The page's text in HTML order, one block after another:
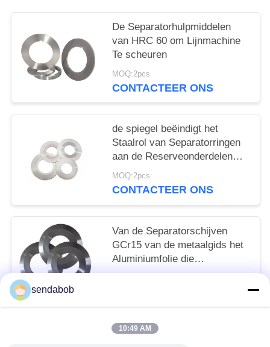
De Separatorhulpmiddelen
van HRC 60 om Lijnmachine
Te scheuren
MOQ:2pcs
CONTACTEER ONS
de spiegel beëindigt het
Staalrol van Separatorringen
aan de Reserveonderdelen
dat van de Lengtelijn wordt
gesneden
MOQ:2pcs
CONTACTEER ONS
Van de Separatorschijven
GCr15 van de metaalgids het
Aluminiumfolie die
Machinecomponenten
sendabob
10:49 AM